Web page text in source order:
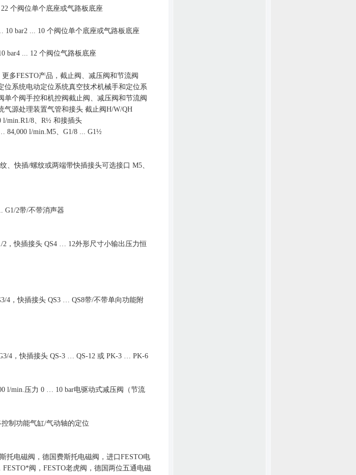
个阀位单个底座或气路板底座
10 bar2 ... 10 个阀位单个底座或气路板底座
bar4 ... 12 个阀位气路板底座
更多FESTO产品，截止阀、减压阀和节流阀
位系统电动定位系统真空技术机械手和定位系
个阀手控和机控阀截止阀、减压阀和节流阀
气源处理装置气管和接头 截止阀H/W/QH
l/min.R1/8、 R½ 和接插头
84,000 l/min.M5、 G1/8 ... G1½
、快插/螺纹或两端带快插接头可选接口 M5、
G1/2带/不带消声器
2 ，快插接头 QS4 … 12外形尺寸小输出压力恒
4 ，快插接头 QS3 … QS8带/不带单向功能附
4 ，快插接头 QS-3 … QS-12 或 PK-3 … PK-6
l/min.压力 0 … 10 bar电驱动式减压阀（节流
制功能气缸/气动轴的定位
托电磁阀，德国费斯托电磁阀，进口 FESTO电
FESTO*阀， FESTO老虎阀，德国两位五通电磁